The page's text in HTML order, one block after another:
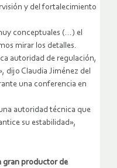
y del fortalecimiento
conceptuales (…) el
mirar los detalles.
autoridad de regulación,
dijo Claudia Jiménez del
una conferencia en
autoridad técnica que
su estabilidad»,
gran productor de